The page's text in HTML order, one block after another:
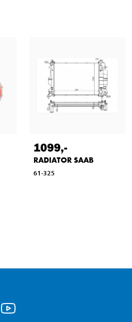
1099,-
RADIATOR SAAB
61-325